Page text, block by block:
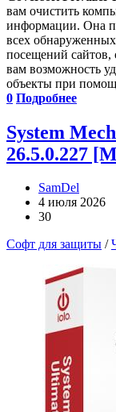
вам очистить
информации. Она
всех
посещений сайтов,
вам возможность
объекты при
0 Подробнее
System
26.5.0.227
SamDel
4 июля 2026
30
Софт для защиты /